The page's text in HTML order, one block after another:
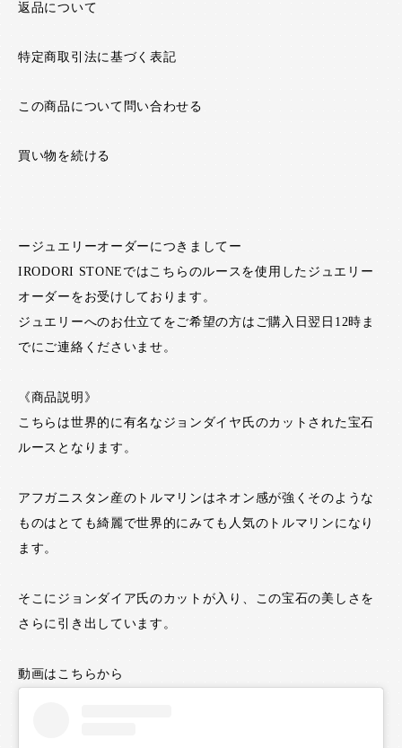
返品について
特定商取引法に基づく表記
この商品について問い合わせる
買い物を続ける
ージュエリーオーダーにつきましてー
IRODORI STONEではこちらのルースを使用したジュエリー
オーダーをお受けしております。
ジュエリーへのお仕立てをご希望の方はご購入日翌日12時ま
でにご連絡くださいませ。
《商品説明》
こちらは世界的に有名なジョンダイヤ氏のカットされた宝石
ルースとなります。
アフガニスタン産のトルマリンはネオン感が強くそのような
ものはとても綺麗で世界的にみても人気のトルマリンになり
ます。
そこにジョンダイア氏のカットが入り、この宝石の美しさを
さらに引き出しています。
動画はこちらから